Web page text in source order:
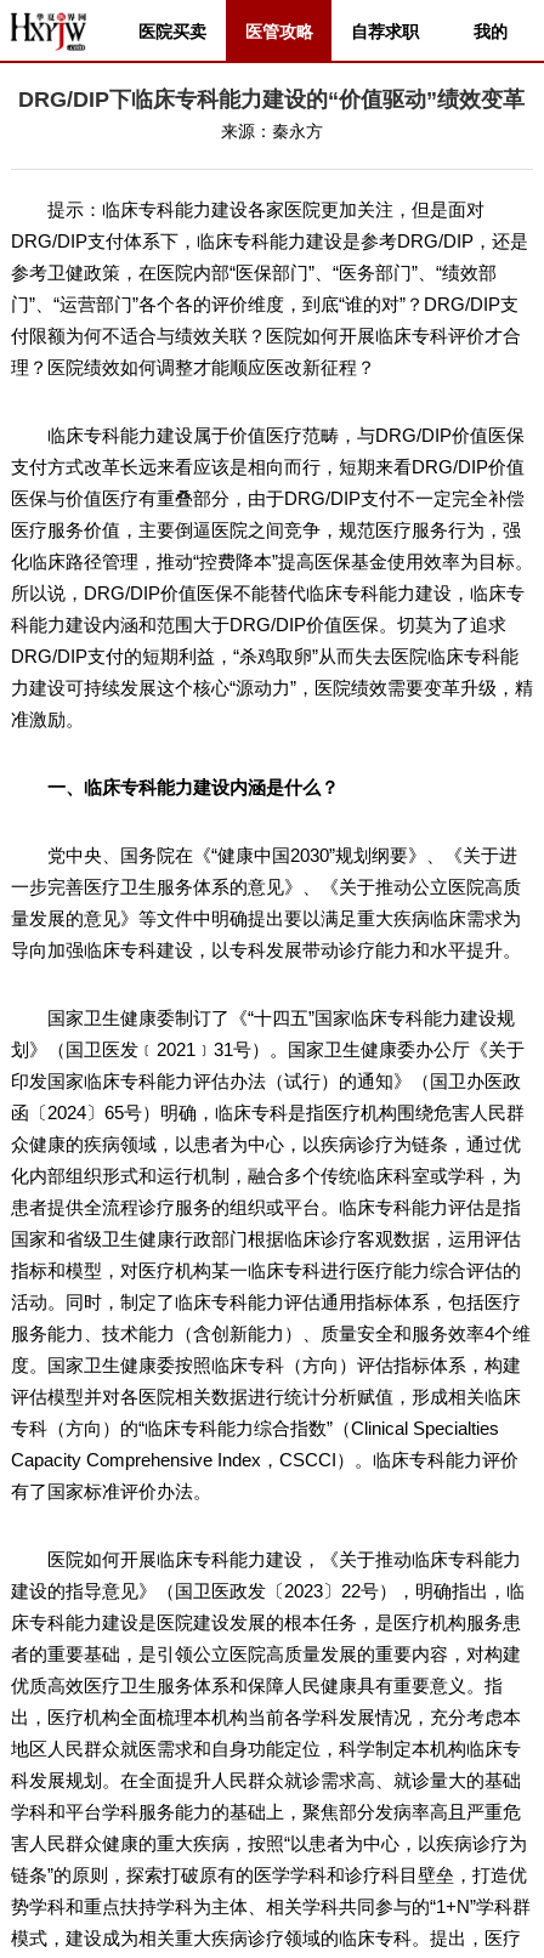
医院买卖 医管攻略 自荐求职 我的
DRG/DIP下临床专科能力建设的“价值驱动”绩效变革
来源： 秦永方
提示：临床专科能力建设各家医院更加关注，但是面对
DRG/DIP支付体系下，临床专科能力建设是参考DRG/DIP，还是
参考卫健政策，在医院内部“医保部门”、“医务部门”、“绩效部
门”、“运营部门”各个各的评价维度，到底“谁的对”？DRG/DIP支
付限额为何不适合与绩效关联？医院如何开展临床专科评价才合
理？医院绩效如何调整才能顺应医改新征程？
临床专科能力建设属于价值医疗范畴，与DRG/DIP价值医保
支付方式改革长远来看应该是相向而行，短期来看DRG/DIP价值
医保与价值医疗有重叠部分，由于DRG/DIP支付不一定完全补偿
医疗服务价值，主要倒逼医院之间竞争，规范医疗服务行为，强
化临床路径管理，推动“控费降本”提高医保基金使用效率为目标。
所以说，DRG/DIP价值医保不能替代临床专科能力建设，临床专
科能力建设内涵和范围大于DRG/DIP价值医保。切莫为了追求
DRG/DIP支付的短期利益，“杀鸡取卵”从而失去医院临床专科能
力建设可持续发展这个核心“源动力”，医院绩效需要变革升级，精
准激励。
一、临床专科能力建设内涵是什么？
党中央、国务院在《“健康中国2030”规划纲要》、《关于进
一步完善医疗卫生服务体系的意见》、《关于推动公立医院高质
量发展的意见》等文件中明确提出要以满足重大疾病临床需求为
导向加强临床专科建设，以专科发展带动诊疗能力和水平提升。
国家卫生健康委制订了《“十四五”国家临床专科能力建设规
划》（国卫医发﹝2021﹞31号）。国家卫生健康委办公厅《关于
印发国家临床专科能力评估办法（试行）的通知》（国卫办医政
函〔2024〕65号）明确，临床专科是指医疗机构围绕危害人民群
众健康的疾病领域，以患者为中心，以疾病诊疗为链条，通过优
化内部组织形式和运行机制，融合多个传统临床科室或学科，为
患者提供全流程诊疗服务的组织或平台。临床专科能力评估是指
国家和省级卫生健康行政部门根据临床诊疗客观数据，运用评估
指标和模型，对医疗机构某一临床专科进行医疗能力综合评估的
活动。同时，制定了临床专科能力评估通用指标体系，包括医疗
服务能力、技术能力（含创新能力）、质量安全和服务效率4个维
度。国家卫生健康委按照临床专科（方向）评估指标体系，构建
评估模型并对各医院相关数据进行统计分析赋值，形成相关临床
专科（方向）的“临床专科能力综合指数”（Clinical Specialties
Capacity Comprehensive Index，CSCCI）。临床专科能力评价
有了国家标准评价办法。
医院如何开展临床专科能力建设，《关于推动临床专科能力
建设的指导意见》（国卫医政发〔2023〕22号），明确指出，临
床专科能力建设是医院建设发展的根本任务，是医疗机构服务患
者的重要基础，是引领公立医院高质量发展的重要内容，对构建
优质高效医疗卫生服务体系和保障人民健康具有重要意义。指
出，医疗机构全面梳理本机构当前各学科发展情况，充分考虑本
地区人民群众就医需求和自身功能定位，科学制定本机构临床专
科发展规划。在全面提升人民群众就诊需求高、就诊量大的基础
学科和平台学科服务能力的基础上，聚焦部分发病率高且严重危
害人民群众健康的重大疾病，按照“以患者为中心，以疾病诊疗为
链条”的原则，探索打破原有的医学学科和诊疗科目壁垒，打造优
势学科和重点扶持学科为主体、相关学科共同参与的“1+N”学科群
模式，建设成为相关重大疾病诊疗领域的临床专科。提出，医疗